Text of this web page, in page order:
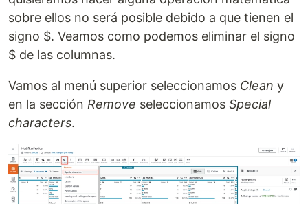
sobre ellos no será posible debido a que tienen el
signo $. Veamos como podemos eliminar el signo
$ de las columnas.
Vamos al menú superior seleccionamos Clean y
en la sección Remove seleccionamos Special
characters.